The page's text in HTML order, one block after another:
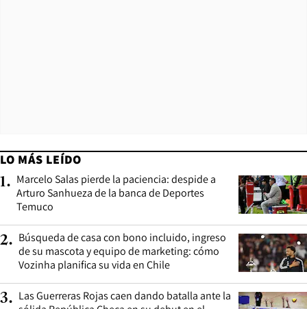
LO MÁS LEÍDO
1. Marcelo Salas pierde la paciencia: despide a
Arturo Sanhueza de la banca de Deportes
Temuco
2. Búsqueda de casa con bono incluido, ingreso
de su mascota y equipo de marketing: cómo
Vozinha planifica su vida en Chile
3. Las Guerreras Rojas caen dando batalla ante la